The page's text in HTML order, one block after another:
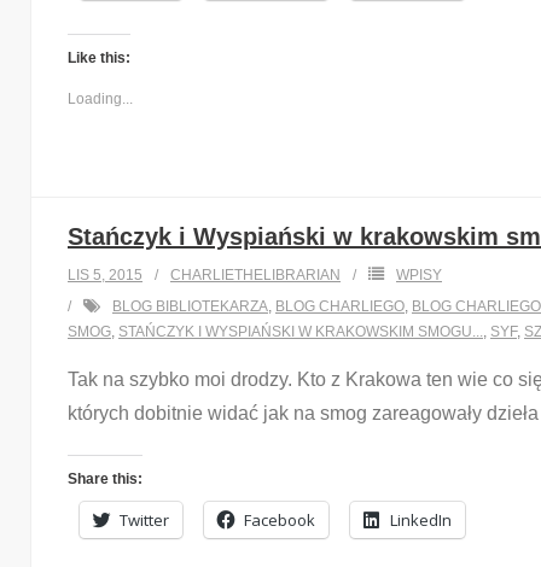
Like this:
Loading...
Stańczyk i Wyspiański w krakowskim
LIS 5, 2015 CHARLIETHELIBRARIAN
WPISY
BLOG BIBLIOTEKARZA, BLOG CHARLIEGO, BLOG
SMOG, STAŃCZYK I WYSPIAŃSKI W KRAKOWSKIM SMOGU..., SYF,
Tak na szybko moi drodzy. Kto z Krakowa ten wie co
których dobitnie widać jak na smog zareagowały
Share this:
Twitter Facebook LinkedIn